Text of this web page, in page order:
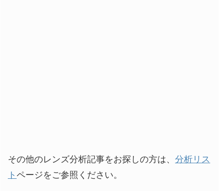
その他のレンズ分析記事をお探しの方は、 分析リス
トページをご参照ください。